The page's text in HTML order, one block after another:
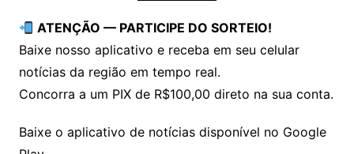
ATENÇÃO — PARTICIPE DO SORTEIO!
Baixe nosso aplicativo e receba em seu celular
notícias da região em tempo real.
Concorra a um PIX de R$100,00 direto na sua conta.
Baixe o aplicativo de notícias disponível no Google